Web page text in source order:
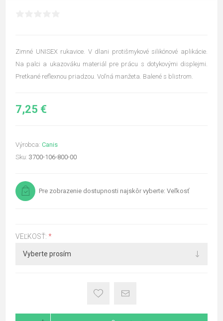
Zimné UNISEX rukavice. V dlani protišmykové silikónové aplikácie.
Na palci a ukazováku materiál pre prácu s dotykovými displejmi.
Pretkané reflexnou priadzou. Voľná manžeta. Balené s blistrom.
7,25 €
Výrobca: Canis
Sku: 3700-106-800-00
Pre zobrazenie dostupnosti najskôr vyberte: Veľkosť
VEĽKOSŤ: *